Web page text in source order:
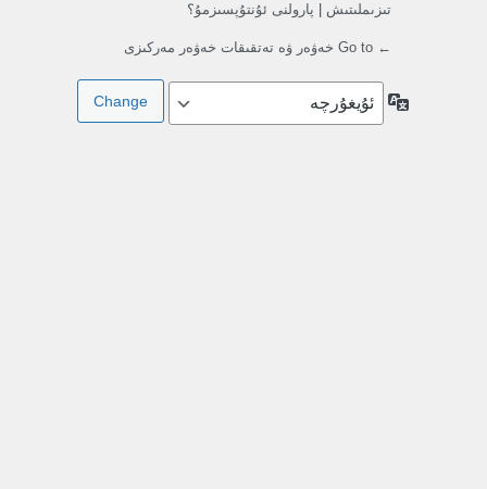
تىزىملىتىش پارولنى ئۇنتۇپسىزمۇ؟
← Go to خەۋەر ۋە تەتقىقات خەۋەر مەركىزى
تىللار